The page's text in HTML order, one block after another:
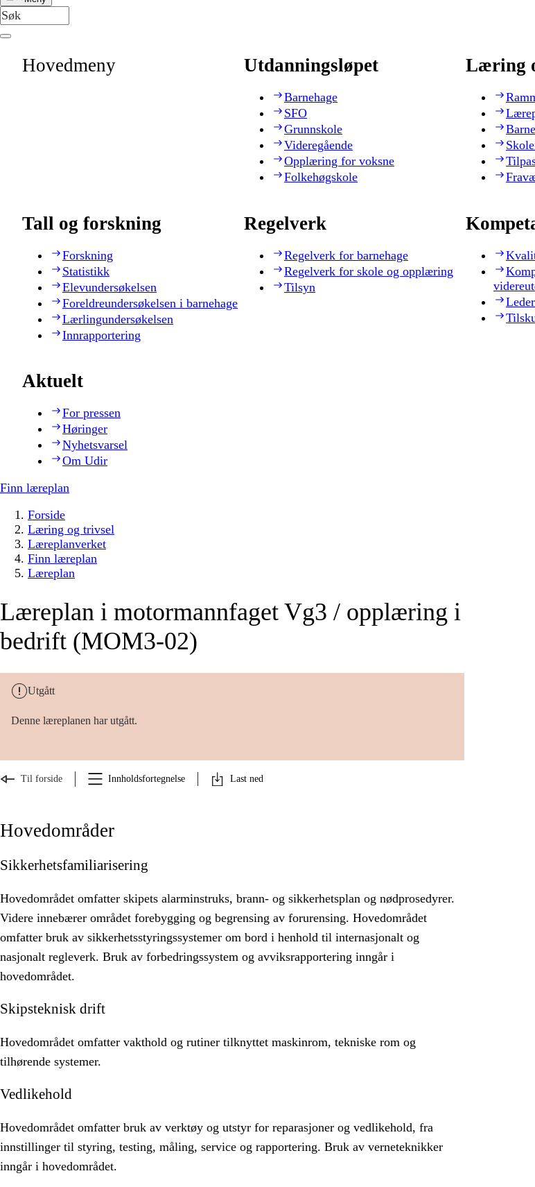
Hovedmeny Utdanningsløpet
Barnehage
SFO
Grunnskole
Videregående
Opplæring for voksne
Folkehøgskole
Læring
Tall og forskning
Forskning
Statistikk
Elevundersøkelsen
Foreldreundersøkelsen i barnehage
Lærlingundersøkelsen
Innrapportering
Regelverk
Regelverk for barnehage
Regelverk for skole og opplæring
Tilsyn
Aktuelt
For pressen
Høringer
Nyhetsvarsel
Om Udir
Finn læreplan
Forside
Læring og trivsel
Læreplanverket
Finn læreplan
Læreplan
Læreplan i motormannfaget Vg3 / opplæring i
bedrift (MOM3-02)
Utgått
Denne læreplanen har utgått.
Til forside Innholdsfortegnelse Last ned
Hovedområder
Sikkerhetsfamiliarisering
Hovedområdet omfatter skipets alarminstruks, brann- og sikkerhetsplan og nødprosedyrer.
Videre innebærer området forebygging og begrensing av forurensing. Hovedområdet
omfatter bruk av sikkerhetsstyringssystemer om bord i henhold til internasjonalt og
nasjonalt regleverk. Bruk av forbedringssystem og avviksrapportering inngår i
hovedområdet.
Skipsteknisk drift
Hovedområdet omfatter vakthold og rutiner tilknyttet maskinrom, tekniske rom og
tilhørende systemer.
Vedlikehold
Hovedområdet omfatter bruk av verktøy og utstyr for reparasjoner og vedlikehold, fra
innstillinger til styring, testing, måling, service og rapportering. Bruk av verneteknikker
inngår i hovedområdet.